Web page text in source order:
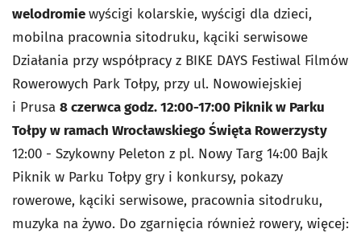
welodromiewyścigi kolarskie, wyścigi dla dzieci,
mobilna pracownia sitodruku, kąciki serwisowe
Działania przy współpracy z BIKE DAYS Festiwal Filmów
Rowerowych Park Tołpy, przy ul. Nowowiejskiej
i Prusa 8 czerwca godz. 12:00-17:00 Piknik w Parku
Tołpy w ramach Wrocławskiego Święta Rowerzysty
12:00 - Szykowny Peleton z pl. Nowy Targ 14:00 Bajk
Piknik w Parku Tołpy gry i konkursy, pokazy
rowerowe, kąciki serwisowe, pracownia sitodruku,
muzyka na żywo. Do zgarnięcia również rowery, więcej: